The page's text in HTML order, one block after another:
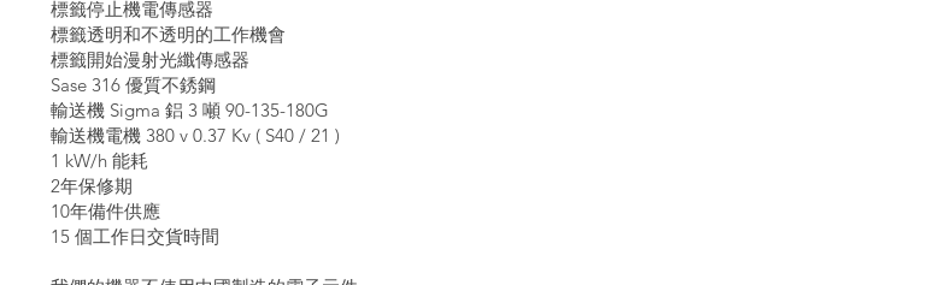
標籤停止機電傳感器
標籤透明和不透明的工作機會
標籤開始漫射光纖傳感器
Sase 316 優質不銹鋼
輸送機 Sigma 鋁 3 噸 90-135-180G
輸送機電機 380 v 0.37 Kv ( S40 / 21 )
1 kW/h 能耗
2年保修期
10年備件供應
15 個工作日交貨時間